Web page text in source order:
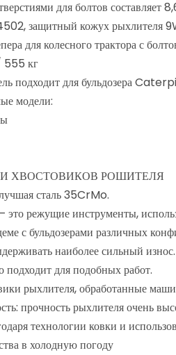
для болтов составляет
защитный кожух рыхлителя
для колесного трактора с
555 кг
подходит для бульдозера
модели:
ХВОСТОВИКОВ РОШИТЕЛЯ
сталь 35CrMo.
режущие инструменты,
с бульдозерами различных
наиболее сильный
подходит для подобных работ.
рыхлителя, обработанные
прочность рыхлителя очень
технологии ковки и
в холодную погоду